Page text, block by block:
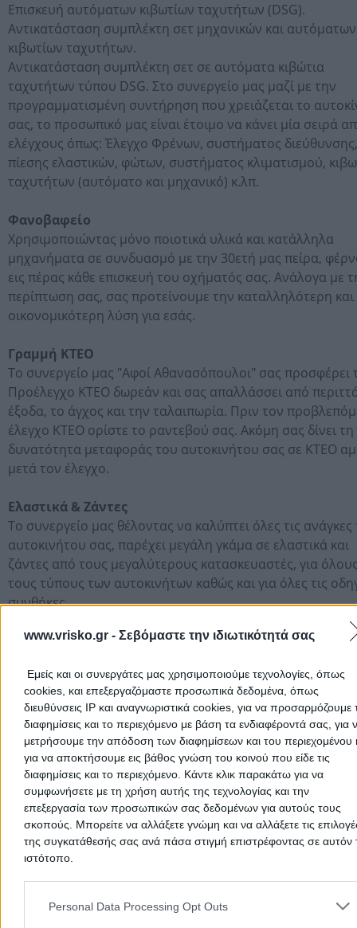
www.vrisko.gr - Σεβόμαστε την ιδιωτικότητά σας
Εμείς και οι συνεργάτες μας χρησιμοποιούμε τεχνολογίες, όπως
cookies, και επεξεργαζόμαστε προσωπικά δεδομένα, όπως
διευθύνσεις IP και αναγνωριστικά cookies, για να προσαρμόζουμε
διαφημίσεις και το περιεχόμενο με βάση τα ενδιαφέροντά σας, για
μετρήσουμε την απόδοση των διαφημίσεων και του περιεχομένου
για να αποκτήσουμε εις βάθος γνώση του κοινού που είδε τις
διαφημίσεις και το περιεχόμενο. Κάντε κλικ παρακάτω για να
συμφωνήσετε με τη χρήση αυτής της τεχνολογίας και την
επεξεργασία των προσωπικών σας δεδομένων για αυτούς τους
σκοπούς. Μπορείτε να αλλάξετε γνώμη και να αλλάξετε τις
της συγκατάθεσής σας ανά πάσα στιγμή επιστρέφοντας σε αυτόν
ιστότοπο.
Please note that this website/app uses one or more Google
and may gather and store information including but not limited to
Personal Data Processing Opt Outs
Επισκευή αυτόματων κιβωτίων ταχυτήτων (DSG).
Αντικατάσταση συμπλέκτη σετ μηχανικών και αυτόματων
κιβωτίων ταχυτήτων.
Αντικατάσταση συμπλέκτη σετ σε αυτόματα κιβώτια
ταχυτήτων τύπου DSG. Στο συνεργείο μας μαζί με την
προγραμματισμένη συντήρηση που χρειάζεται το
σας, το προσωπικό μας είναι έτοιμο να κάνει μία σειρά
ελέγχους όπως: Έλεγχο Φρένων, συστήματος διεύθυνσης,
πίεσης ελαστικών, φώτων, συστήματος κλιματισμού,
ταχυτήτων (αυτόματο και μηχανικό) κ.λπ.
Φανοβαφείο
Χρησιμοποιώντας μόνο ποιοτικά υλικά και κατάλληλα
μηχανήματα σε συνδυασμό με την 30ετή μας πείρα,
εις πέρας κάθε επισκευή του οχήματός σας. Ανάλογα με
περίπτωση σας, σας προτείνουμε την καταλληλότερη και
οικονομικότερη λύση για εσάς.
Γραμμή ΚΤΕΟ
Το συνεργείο μας "Αφοί Αθανασόπουλοι" σας προσφέρει
Προέλεγχο ΚΤΕΟ δωρεάν και σας απαλλάσσει από
έξοδα, το άγχος και την ταλαιπωρία. Πριν τον
έλεγχο ΚΤΕΟ ορίστε το ραντεβού σας. Ακόμη σας δίνει τη
δυνατότητα μεταφοράς του αυτοκινήτου σας σε ΚΤΕΟ
μετά τον έλεγχο.
Ελαστικά & Ζάντες
Το συνεργείο μας θέλοντας να καλύπτει όλες τις ανάγκες
αυτοκινήτου σας, παρέχει μεγάλη γκάμα σε ελαστικά και
ζάντες από τους μεγαλύτερους κατασκευαστές, για
τους τύπους των αυτοκινήτων καθώς και για όλες τις
συνθήκες.
Ηλεκτρολογείο
Ανταλλακτικά
Αξεσουάρ
Στοιχεία Αναζήτησης:Service Αυτοκινητων Service
Αυτοκινητου,Διαγνωστικος Ελεγχος,Προετοιμασια Για
Επισκευη Κινητηρων Βενζινης Πετρελαιου,Διαγνωση
Μεταχειρισμενα Ανταλλακτικα Group Vw,Καρτα
Ηλεκτρονικος Ελεγχος Αυτοκινητου, Επισκευη Φρενων,